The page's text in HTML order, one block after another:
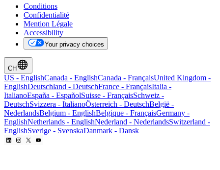
Conditions
Confidentialité
Mention Légale
Accessibility
Your privacy choices
CH
US - EnglishCanada - EnglishCanada - FrançaisUnited Kingdom -
EnglishDeutschland - DeutschFrance - FrançaisItalia -
ItalianoEspaña - EspañolSuisse - FrançaisSchweiz -
DeutschSvizzera - ItalianoÖsterreich - DeutschBelgië -
NederlandsBelgium - EnglishBelgique - FrançaisGermany -
EnglishNetherlands - EnglishNederland - NederlandsSwitzerland -
EnglishSverige - SvenskaDanmark - Dansk